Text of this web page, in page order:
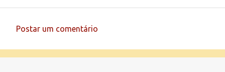
Postar um comentário